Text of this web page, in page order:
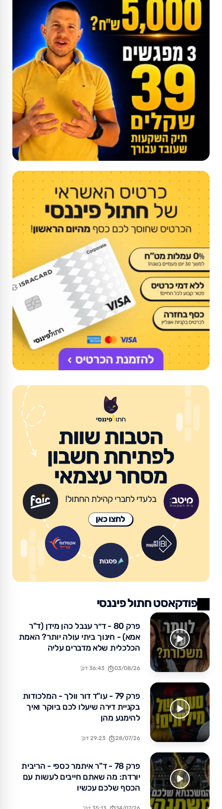
פודקאסט חתול פיננסי
פרק 80 - ד״ר ענבל כהן מידן (ד"ר
אמא) - חינוך ביתי עולה יותר? האמת
הכלכלית שלא מדברים עליה
03/08/26 36:43 דק'
פרק 79 - עו"ד דור וולך - המלכודות
בקניית דירה שיעלו לכם ביוקר ואיך
להימנע מהן
28/07/26 29:23 דק'
פרק 78 - ד"ר איתמר כספי - הריבית
יורדת: מה שאתם חייבים לעשות עם
הכסף שלכם עכשיו